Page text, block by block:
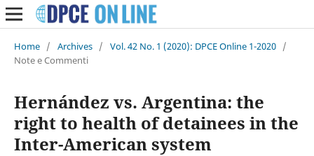
Home / Archives / Vol. 42 No. 1 (2020): DPCE Online 1-2020 /
Note e Commenti
Hernández vs. Argentina: the
right to health of detainees in the
Inter-American system